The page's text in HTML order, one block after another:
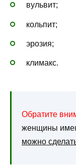
вульвит;
кольпит;
эрозия;
климакс.
Обратите
женщины
можно